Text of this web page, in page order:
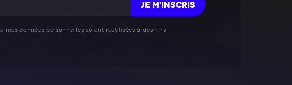
JE M'INSCRIS
mes données personnelles soient réutilisées à des fins